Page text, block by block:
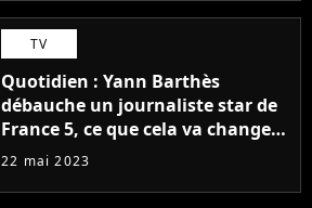
TV
Quotidien : Yann Barthès
débauche un journaliste star de
France 5, ce que cela va changer
à la rentrée
22 mai 2023